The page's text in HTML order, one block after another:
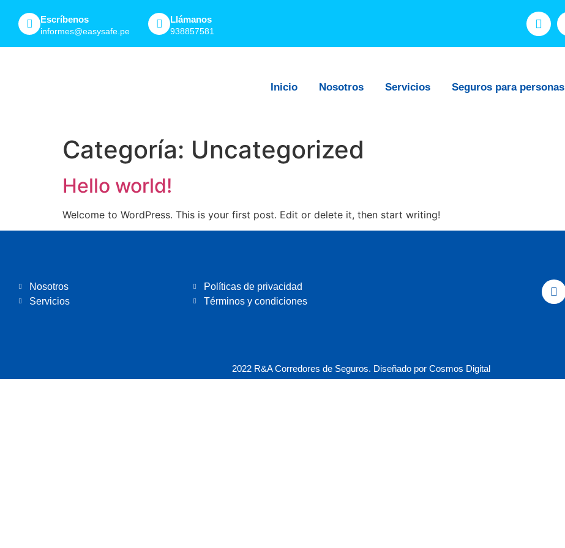
Escríbenos
informes@easysafe.pe
Llámanos
938857581
Inicio Nosotros Servicios Seguros para personas
Categoría: Uncategorized
Hello world!
Welcome to WordPress. This is your first post. Edit or delete it, then start writing!
Nosotros
Servicios
Políticas de privacidad
Términos y condiciones
2022 R&A Corredores de Seguros. Diseñado por Cosmos Digital